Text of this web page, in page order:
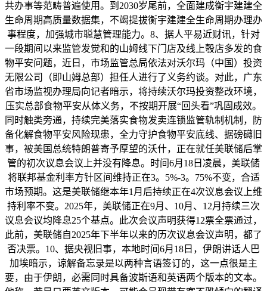
共办事等范畴普遍使用。到2030岁尾前，全面建成衡宇建建全
生命周期高质量数据集，不竭提拔衡宇建建全生命周期办理办
事程度，加强城市聪慧管理能力。8、据人平易近财讯，针对
一段期间以来监管发觉和的山姆线下门店及线上彀店多发的食
物平安问题，近日，市场监管总局依法对沃尔玛（中国）投资
无限公司（即山姆总部）担任人进行了义务约谈。对此，广东
省市场监视办理局向记者暗示，将持续沃尔玛投资整改环境，
压实总部食物平安从体义务，不按期开展“回头看”巩固成效。
同时触类旁通，持续完美落实食物发卖连锁监管轨制机制，防
备化解食物平安风险现患，全力守护食物平安底线、据磅礴旧
事，被美国总统特朗普寄予厚望的沃什，正在就任美联储后掌
管的初次议息会议上并没有降息。时间6月18日凌晨，美联储
将联邦基金利率方针区间维持正在3。5%-3。75%不变，合适
市场预期。这是美联储继本年1月后持续正在4次议息会议上维
持利率不变。2025年，美联储正在9月、10月、12月持续三次
议息会议均降息25个基点。此次会议声明获得12票全票通过，
此前，美联储自2025年下半年以来的历次议息会议声明，都了
否决票。10、据央视旧事，本地时间6月18日，伊朗讲话人巴
加埃暗示，谅解备忘录是以两种言语签订的，这一点很是主
要，由于伊朗，必需同时具备波斯语和英语两个版本的文本。